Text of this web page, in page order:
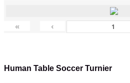
« ‹
Human Table Soccer Turnier